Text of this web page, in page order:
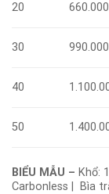
20 660.000
30 990.000
40
50
BIỂU MẪU – Khổ:
Carbonless | Bìa